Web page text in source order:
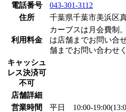
電話番号
043-301-3112
住所
千葉県千葉市美浜区
利用料金
カーブスは月会費制
は店舗までお問い合
舗までお問い合わせ
キャッシュ
レス決済可
不可
店舗詳細
営業時間
平日 10:00-